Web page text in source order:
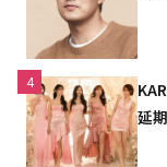
4
延